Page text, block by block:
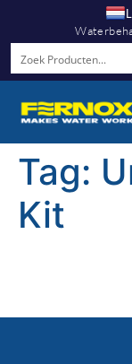
Tag:
Kit